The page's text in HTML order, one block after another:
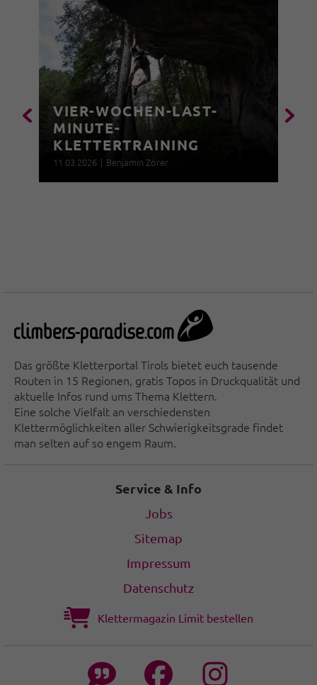
VIER-WOCHEN-LAST-
MINUTE-
KLETTERTRAINING
11.03.2026 | Benjamin Zörer
Das größte Kletterportal Tirols bietet euch tausende
Routen in 15 Regionen, gratis Topos in Druckqualität und
aktuelle Infos rund ums Thema Klettern.
Eine solche Vielfalt an verschiedensten
Klettermöglichkeiten aller Schwierigkeitsgrade findet
man selten auf so engem Raum.
Service & Info
Jobs
Sitemap
Impressum
Datenschutz
Klettermagazin Limit bestellen